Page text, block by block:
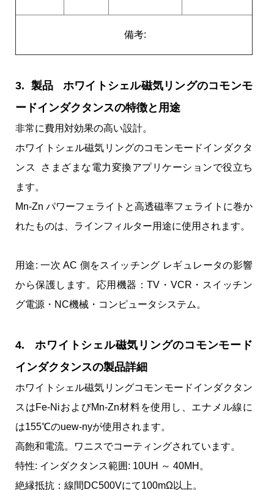
備考:
3. 製品 ホワイトシェル磁気リングのコモンモ
ードインダクタンスの特徴と用途
非常に費用対効果の高い設計。
ホワイトシェル磁気リングのコモンモードインダクタ
ンス さまざまな電力変換アプリケーションで役立ち
ます。
Mn-Zn パワーフェライトと高透磁率フェライトに巻か
れたものは、ラインフィルター用途に使用されます。
用途: 一次 AC 側をスイッチング レギュレータの影響
から保護します。応用機器：TV・VCR・スイッチン
グ電源・NC機械・コンピュータシステム。
4. ホワイトシェル磁気リングのコモンモード
インダクタンスの製品詳細
ホワイトシェル磁気リングコモンモードインダクタン
スはFe-NiおよびMn-Zn材料を使用し、エナメル線に
は155℃のuew-nyが使用されます。
高飽和電流。ワニスでコーティングされています。
特性: インダクタンス範囲: 10UH ～ 40MH。
絶縁抵抗：線間DC500Vにて100mΩ以上。